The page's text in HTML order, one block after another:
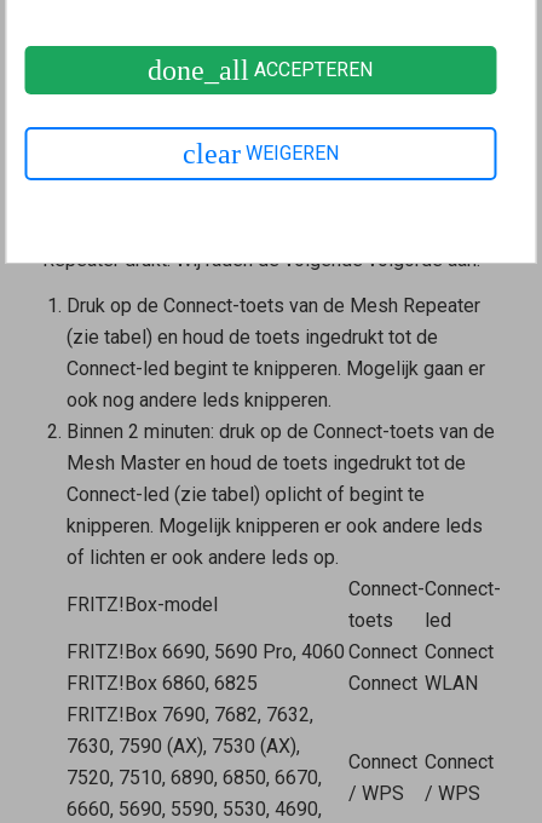
poort worden ingesteld.
3 Mesh Repeater met een druk op de knop
in het Mesh-netwerk opnemen
Het apparaat wordt met een druk op de knop in het
Repeaterdrukt. Wij raden de volgende volgorde aan:
Druk op de Connect-toets van de Mesh Repeater
(zie tabel) en houd de toets ingedrukt tot de
Connect-led begint te knipperen. Mogelijk gaan er
ook nog andere leds knipperen.
Binnen 2 minuten: druk op de Connect-toets van de
Mesh Masteren houd de toets ingedrukt tot de
Connect-led (zie tabel) oplicht of begint te
knipperen. Mogelijk knipperen er ook andere leds
of lichten er ook andere leds op.
FRITZ!Box-model
Connect-
toets
Connect-
led
FRITZ!Box 6690, 5690 Pro, 4060 Connect Connect
FRITZ!Box 6860, 6825
Connect WLAN
FRITZ!Box 7690, 7682, 7632,
7630, 7590 (AX), 7530 (AX),
7520, 7510, 6890, 6850, 6670,
6660, 5690, 5590, 5530, 4690,
Connect
/ WPS
Connect
/ WPS
done_all ACCEPTEREN
clear WEIGEREN